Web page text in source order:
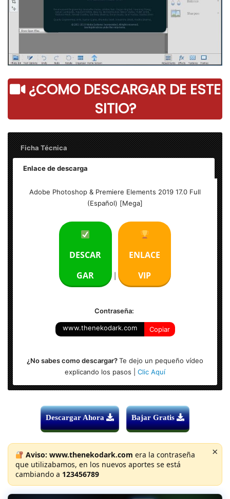
¿COMO DESCARGAR DE ESTE
SITIO?
Ficha Técnica
Enlace de descarga
Peso: 2.8 GB / 3.1 GB
Idioma: Multilenguaje (Español)
Sistema Operativo: Windows x64
Adobe Photoshop & Premiere Elements 2019 17.0 Full
(Español) [Mega]
DESCAR
GAR
ENLACE
VIP
Contraseña:
www.thenekodark.com Copiar
¿No sabes como descargar?Te dejo un pequeño vídeo
explicando los pasos | Clic Aquí
Descargar Ahora Bajar Gratis
Aviso: www.thenekodark.com era la contraseña
que utilizabamos, en los nuevos aportes se está
cambiando a 123456789
×